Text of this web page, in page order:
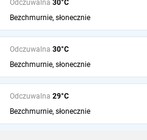
Odczuwalna 30°C
Bezchmurnie, słonecznie
Odczuwalna 30°C
Bezchmurnie, słonecznie
Odczuwalna 29°C
Bezchmurnie, słonecznie